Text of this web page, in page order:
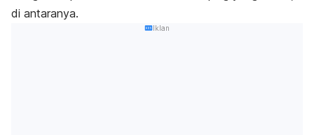
di antaranya.
Iklan